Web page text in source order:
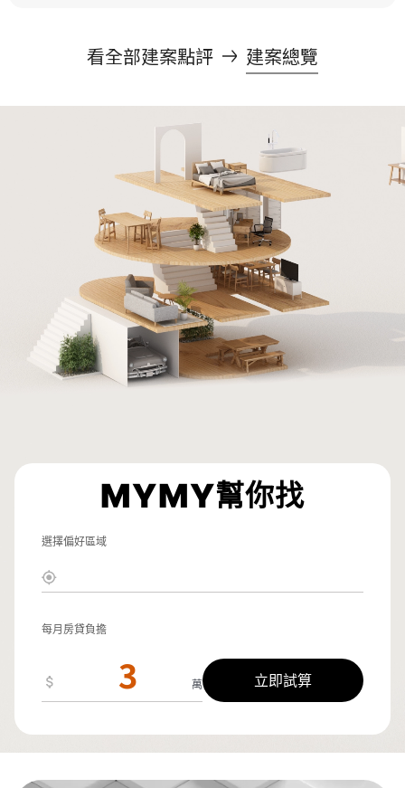
看全部建案點評 建案總覽
MYMY幫你找
選擇偏好區域
每月房貸負擔
萬 立即試算